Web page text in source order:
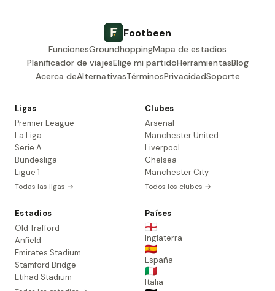
Footbeen
FuncionesGroundhoppingMapa de estadios
Planificador de viajesElige mi partidoHerramientasBlog
Acerca deAlternativasTérminosPrivacidadSoporte
Ligas
Premier League
La Liga
Serie A
Bundesliga
Ligue 1
Todas las ligas →
Clubes
Arsenal
Manchester United
Liverpool
Chelsea
Manchester City
Todos los clubes →
Estadios
Old Trafford
Anfield
Emirates Stadium
Stamford Bridge
Etihad Stadium
Países
🏴󠁧󠁢󠁥󠁮󠁧󠁿
Inglaterra
🇪🇸
España
🇮🇹
Italia